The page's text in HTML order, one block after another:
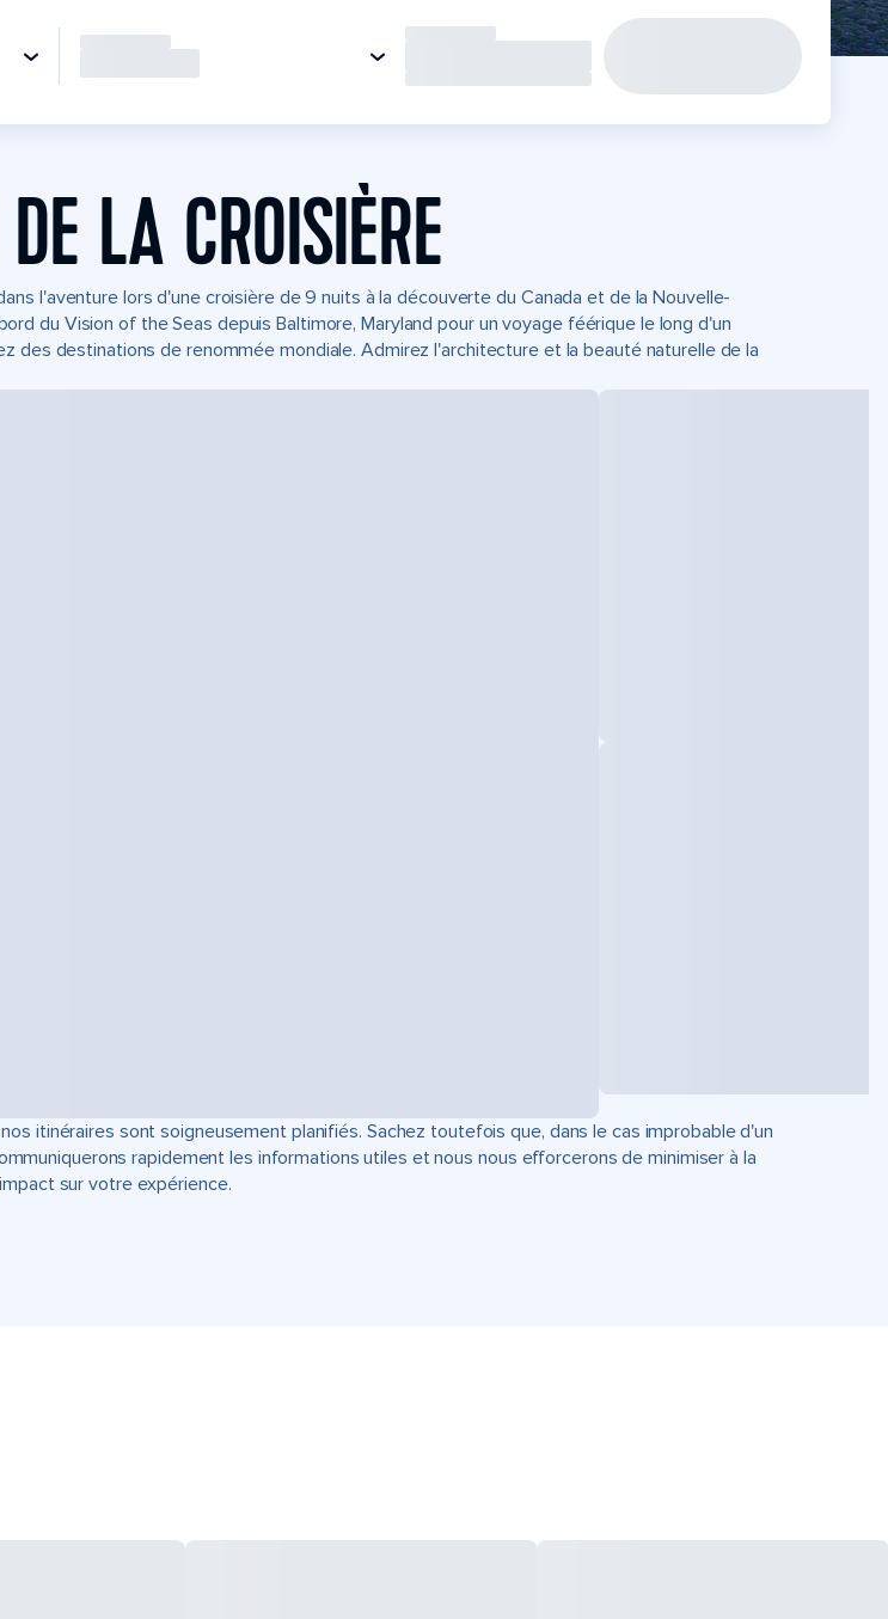
LA CROISIÈRE
l'aventure lors d'une croisière de 9 nuits à la découverte du Canada et de la Nouvelle-
du Vision of the Seas depuis Baltimore, Maryland pour un voyage féérique le long d'un
des destinations de renommée mondiale. Admirez l'architecture et la beauté naturelle de la
itinéraires sont soigneusement planifiés. Sachez toutefois que, dans le cas improbable d'un
rapidement les informations utiles et nous nous efforcerons de minimiser à la
sur votre expérience.